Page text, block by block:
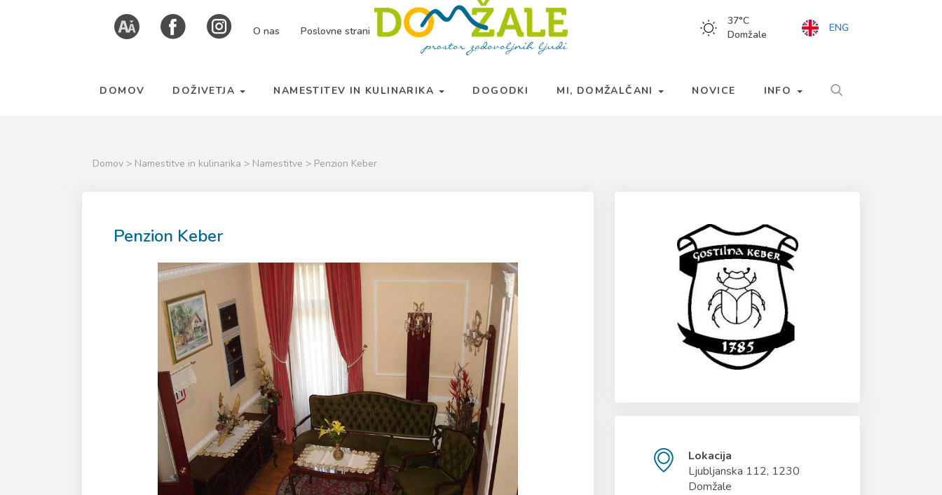
Skoči
Kazalo
strani
O nas Poslovne strani
37°C
Domžale
ENG
DOMOV DOŽIVETJA NAMESTITEV IN KULINARIKA DOGODKI MI, DOMŽALČANI NOVICE INFO
Domov > Namestitve in kulinarika > Namestitve > Penzion Keber
Penzion Keber
Lokacija
Ljubljanska 112, 1230
Domžale